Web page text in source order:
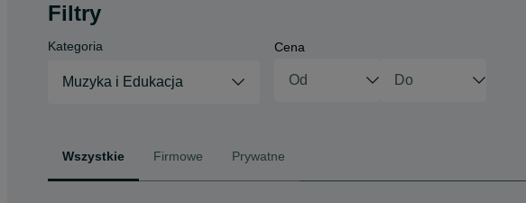
Filtry
Kategoria
Muzyka i Edukacja
Cena
Wszystkie Firmowe Prywatne